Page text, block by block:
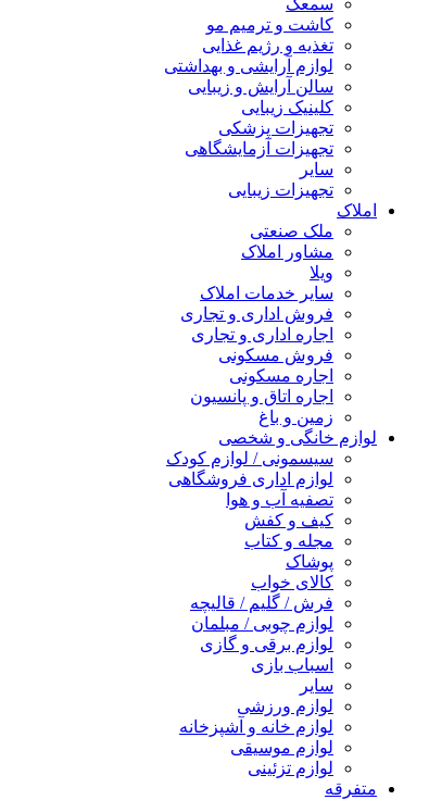
سمعک
کاشت و ترمیم مو
تغذیه و رژیم غذایی
لوازم آرایشی و بهداشتی
سالن آرایش و زیبایی
کلینیک زیبایی
تجهیزات پزشکی
تجهیزات آزمایشگاهی
سایر
تجهیزات زیبایی
املاک
ملک صنعتی
مشاور املاک
ویلا
سایر خدمات املاک
فروش اداری و تجاری
اجاره اداری و تجاری
فروش مسکونی
اجاره مسکونی
اجاره اتاق و پانسیون
زمین و باغ
لوازم خانگی و شخصی
سیسمونی / لوازم کودک
لوازم اداری فروشگاهی
تصفیه آب و هوا
کیف و کفش
مجله و کتاب
پوشاک
کالای خواب
فرش / گلیم / قالیچه
لوازم چوبی / مبلمان
لوازم برقی و گازی
اسباب بازی
سایر
لوازم ورزشی
لوازم خانه و آشپزخانه
لوازم موسیقی
لوازم تزئینی
متفرقه